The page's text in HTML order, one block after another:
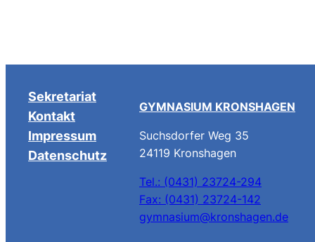
Sekretariat
Kontakt
Impressum
Datenschutz
GYMNASIUM KRONSHAGEN
Suchsdorfer Weg 35
24119 Kronshagen
Tel.: (0431) 23724-294
Fax: (0431) 23724-142
gymnasium@kronshagen.de